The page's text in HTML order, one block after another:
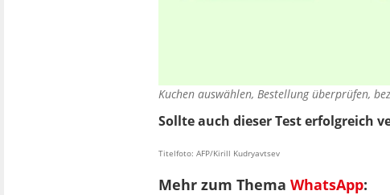
Kuchen auswählen, Bestellung überprüfen,
Sollte auch dieser Test erfolgreich
Titelfoto: AFP/Kirill Kudryavtsev
Mehr zum Thema WhatsApp: